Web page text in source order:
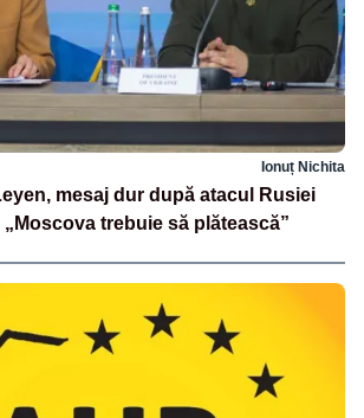
Ionuț Nichita
mesaj dur după atacul Rusiei
trebuie să plătească”